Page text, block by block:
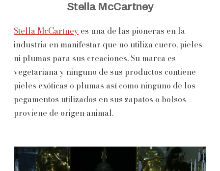
Stella McCartney
Stella McCartney es una de las pioneras en la
industria en manifestar que no utiliza cuero, pieles
ni plumas para sus creaciones. Su marca es
vegetariana y ninguno de sus productos contiene
pieles exóticas o plumas así como ninguno de los
pegamentos utilizados en sus zapatos o bolsos
proviene de origen animal.